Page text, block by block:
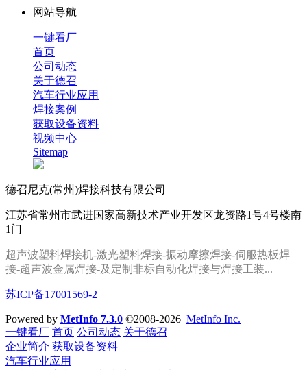
网站导航
一键看厂
首页
公司动态
关于德召
汽车行业应用
焊接案例
获取设备资料
视频中心
Sitemap
德召尼克(常州)焊接科技有限公司
江苏省常州市武进国家高新技术产业开发区龙资路1号4号楼南
1门
超声波塑料焊接机-激光塑料焊接-振动摩擦焊接-伺服热板焊
接-超声波金属焊接-及定制 非标自动化焊接与焊接工装...
苏ICP备17001569-2
Powered by MetInfo 7.3.0 ©2008-2026 MetInfo Inc.
一键看厂 首页 公司动态 关于德召
企业简介 获取设备资料
汽车行业应用